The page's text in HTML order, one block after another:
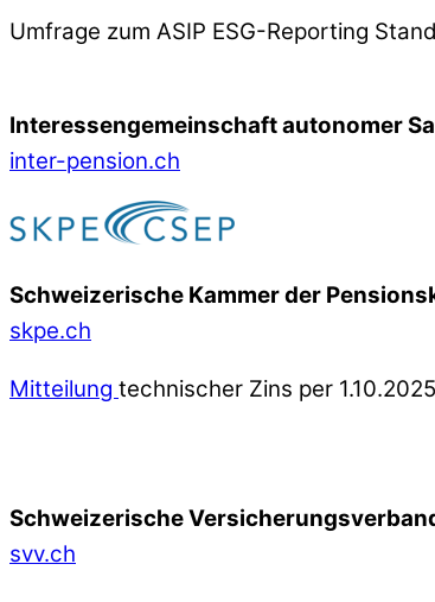
Umfrage zum ASIP ESG-Reporting
Interessengemeinschaft autonomer
inter-pension.ch
Schweizerische Kammer der
skpe.ch
Mitteilung technischer Zins per 1.10.2025
Schweizerische
svv.ch